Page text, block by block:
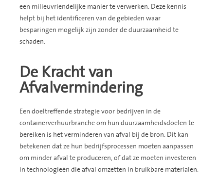
een milieuvriendelijke manier te verwerken. Deze kennis
helpt bij het identificeren van de gebieden waar
besparingen mogelijk zijn zonder de duurzaamheid te
schaden.
De Kracht van
Afvalvermindering
Een doeltreffende strategie voor bedrijven in de
containerverhuurbranche om hun duurzaamheidsdoelen te
bereiken is het verminderen van afval bij de bron. Dit kan
betekenen dat ze hun bedrijfsprocessen moeten aanpassen
om minder afval te produceren, of dat ze moeten investeren
in technologieën die afval omzetten in bruikbare materialen.